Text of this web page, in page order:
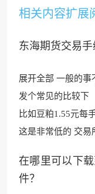
相关内容扩展
东海期货交易
展开全部 一般的事
发个常见的比较下
比如豆粕1.55元每
这是非常低的 交易
在哪里可以下
件？